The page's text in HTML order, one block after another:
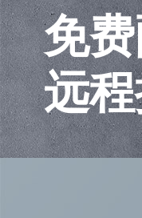
免
远